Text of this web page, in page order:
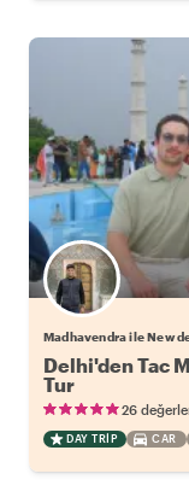
Madhavendra ile New
Delhi'den Tac
Tur
26
DAY TRIP CAR